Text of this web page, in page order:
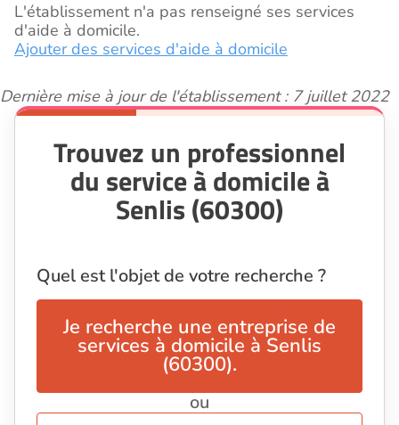
L'établissement n'a pas renseigné ses services
d'aide à domicile.
Ajouter des services d'aide à domicile
Dernière mise à jour de l'établissement : 7 juillet 2022
Trouvez un professionnel
du service à domicile à
Senlis (60300)
Quel est l'objet de votre recherche ?
Je recherche une entreprise de
services à domicile à Senlis
(60300).
ou